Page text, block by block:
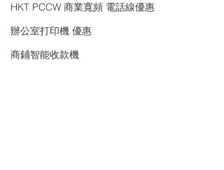
HKT PCCW 商業寬頻 電話線優惠
辦公室打印機 優惠
商鋪智能收款機